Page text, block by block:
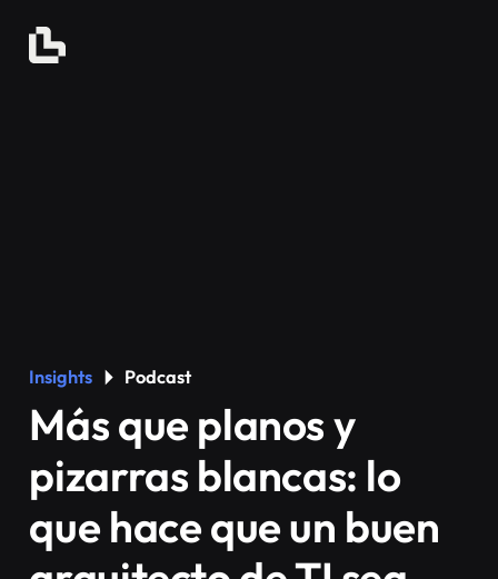
Insights Podcast
Más que planos y
pizarras blancas: lo
que hace que un buen